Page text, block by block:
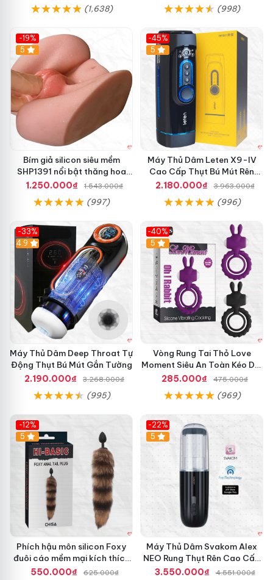
(1,638) (998)
-19%
Hot
5
Bím giả silicon siêu mềm
SHP1391 nổi bật thăng hoa
hoàn hảo
1.250.000₫ 1.543.000₫
(997)
-45%
Hot
5
Máy Thủ Dâm Leten X9-IV
Cao Cấp Thụt Bú Mút Rên
Tỏa Nhiệt Sạc Pin
2.180.000₫ 3.963.000₫
(996)
-33%
Hot
4.9
Máy Thủ Dâm Deep Throat Tự
Động Thụt Bú Mút Gắn Tường
2.190.000₫
3.268.000₫
(995)
-40%
5
Vòng Rung Tai Thỏ Love
Moment Siêu An Toàn Kéo Dài
Thời Gian
285.000₫ 475.000₫
(969)
-12%
Hot
5
Phích hậu môn silicon Foxy
đuôi cáo mềm mại kích thích
cảm giác mới
550.000₫ 625.000₫
-22%
5
Máy Thủ Dâm Svakom Alex
NEO Rung Thụt Rên Cao Cấp
Điều Khiển App
3.550.000₫ 4.551.000₫